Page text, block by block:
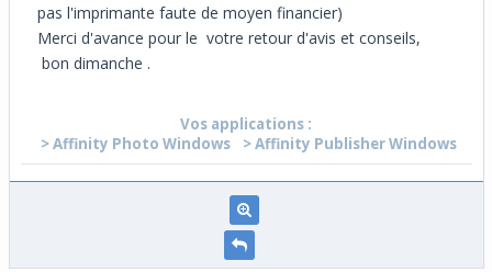
pas l'imprimante faute de moyen financier)
Merci d'avance pour le votre retour d'avis et conseils,
bon dimanche .
Vos applications :
> Affinity Photo Windows
> Affinity Publisher Windows